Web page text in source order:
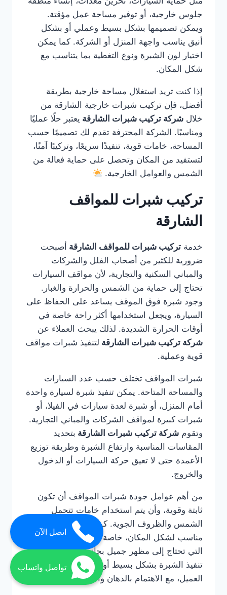
جلوس خارجية، أو توفير مساحة عمل مؤقتة.
ويمكن تصميمها بشكل بسيط وعملي أو بشكل
أنيق يناسب واجهة المنزل أو الشركة. كما يمكن
اختيار لون الشبرة ونوع التغطية بما يتناسب مع
شكل المكان.
إذا كنت تريد استغلال مساحة خارجية بطريقة
أفضل، فإن تركيب شبرات خارجية الشارقة من
خلال شركة تركيب شبرات الشارقة يعتبر حلًا عمليًا
ومناسبًا. الشركة المحترفة تقدم لك تصميمًا حسب
المساحة، خامات قوية، تنفيذًا سريعًا، وتركيبًا آمنًا،
لتستفيد من المكان وتحصل على حماية فعالة من
الشمس والعوامل الخارجية.
تركيب شبرات للمواقف
الشارقة
خدمة تركيب شبرات للمواقف الشارقة أصبحت
ضرورية للكثير من أصحاب الفلل والشركات
والمباني السكنية والتجارية، لأن مواقف السيارات
تحتاج إلى حماية من الشمس والحرارة والغبار.
وجود شبرة فوق الموقف يساعد على الحفاظ على
السيارة، ويجعل استخدامها أكثر راحة خاصة في
أوقات الحرارة الشديدة. لذلك يبحث العملاء عن
شركة تركيب شبرات الشارقة لتنفيذ شبرات مواقف
قوية وعملية.
شبرات المواقف تختلف حسب عدد السيارات
والمساحة المتاحة. يمكن تنفيذ شبرة لسيارة واحدة
أمام المنزل، أو شبرة لعدة سيارات في الفيلا، أو
شبرات كبيرة لمواقف الشركات والمباني التجارية.
وتقوم شركة تركيب شبرات الشارقة بتحديد
المقاسات المناسبة وارتفاع الشبرة وطريقة توزيع
الأعمدة حتى لا تعيق حركة السيارات أو الدخول
والخروج.
من أهم عوامل جودة شبرات المواقف أن تكون
ثابتة وقوية، وأن يتم استخدام خامات تتحمل
الشمس والظروف الجوية. كما يجب اختيار تصميم
مناسب لشكل المكان، خاصة في الفلل والمنازل
التي تحتاج إلى مظهر جميل بجانب الحماية. ويمكن
تنفيذ الشبرة بشكل بسيط أو مودرن حسب رغبة
العميل، مع الاهتمام بالدهان والتشطيب.
اتصل الآن
تواصل واتساب